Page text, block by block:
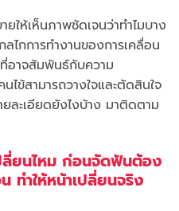
ห้เห็นภาพชัดเจนว่าทำไมบาง
กการทำงานของการเคลื่อน
อาจสัมพันธ์กับความ
ไข้สามารถวางใจและตัดสินใจ
ละเอียดยังไงบ้าง มาติดตาม
ยนไหม ก่อนจัดฟันต้อง
ำให้หน้าเปลี่ยนจริง